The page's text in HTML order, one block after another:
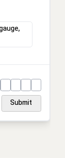
Submit